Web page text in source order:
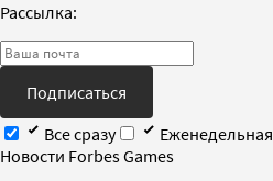
Рассылка:
Подписаться
Все сразу
Еженедельная
Новости Forbes Games